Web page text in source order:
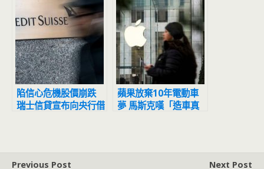
陷信心危機股價崩跌
瑞士信貸宣布向央行借
蘋果放棄10年電動車
夢 馬斯克嘆「造車真
Previous Post Next Post